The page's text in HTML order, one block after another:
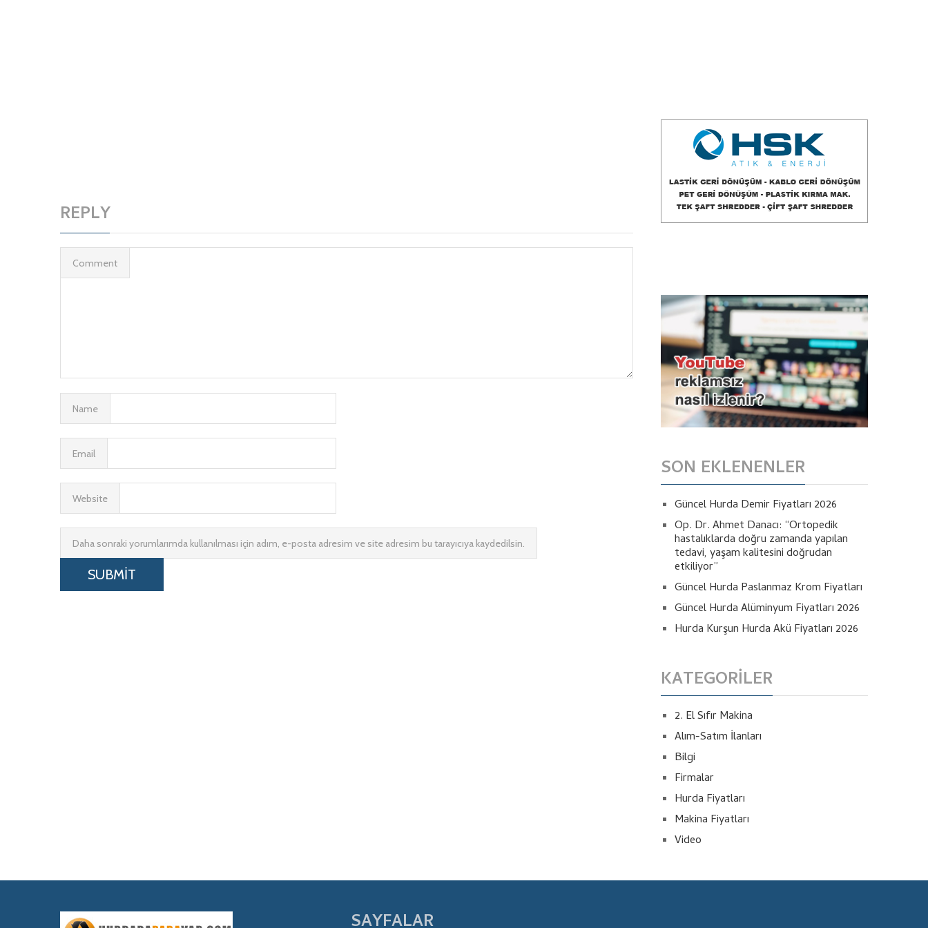
REPLY
Comment
Name
Email
Website
Daha sonraki yorumlarımda kullanılması için adım, e-posta adresim ve site adresim bu tarayıcıya kaydedilsin.
SON EKLENENLER
Güncel Hurda Demir Fiyatları 2026
Op. Dr. Ahmet Danacı: “Ortopedik
hastalıklarda doğru zamanda yapılan
tedavi, yaşam kalitesini doğrudan
etkiliyor”
Güncel Hurda Paslanmaz Krom Fiyatları
Güncel Hurda Alüminyum Fiyatları 2026
Hurda Kurşun Hurda Akü Fiyatları 2026
KATEGORILER
2. El Sıfır Makina
Alım-Satım İlanları
Bilgi
Firmalar
Hurda Fiyatları
Makina Fiyatları
Video